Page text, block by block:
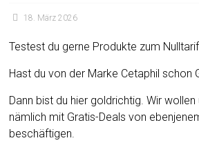
18. März 2026
Testest du gerne Produkte zum
Hast du von der Marke Cetaphil schon
Dann bist du hier goldrichtig. Wir
nämlich mit Gratis-Deals von
beschäftigen.